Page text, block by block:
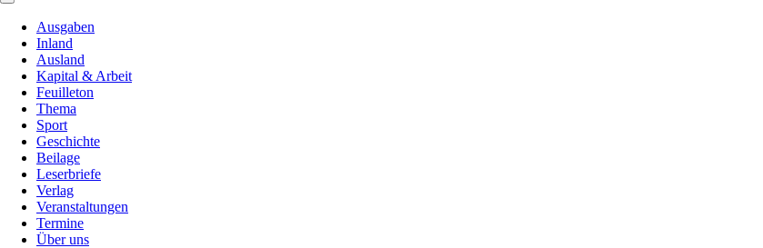
Ausgaben
Inland
Ausland
Kapital & Arbeit
Feuilleton
Thema
Sport
Geschichte
Beilage
Leserbriefe
Verlag
Veranstaltungen
Termine
Über uns